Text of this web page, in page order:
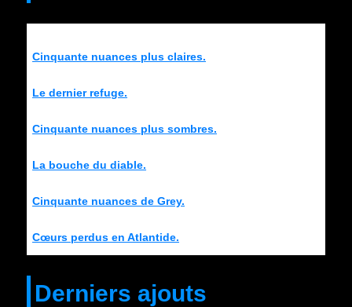
Cinquante nuances plus claires.
Le dernier refuge.
Cinquante nuances plus sombres.
La bouche du diable.
Cinquante nuances de Grey.
Cœurs perdus en Atlantide.
Derniers ajouts